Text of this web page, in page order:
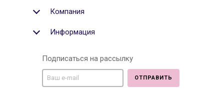
Компания
Информация
Подписаться на рассылку
ОТПРАВИТЬ